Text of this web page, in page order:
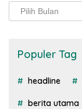
Arsip
Populer Tag
headline
berita utama